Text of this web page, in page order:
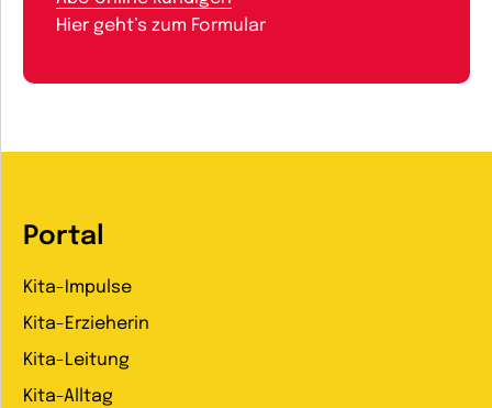
Hier geht’s zum Formular
Portal
Kita-Impulse
Kita-Erzieherin
Kita-Leitung
Kita-Alltag